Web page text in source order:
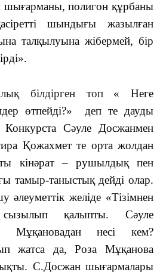
шығарманы, полигон құрбаны
шындығы жазылған
талқылуына жібермей, бір
білдірген топ
« Неге
өтпейді?» деп те дауды
Сәуле Досжанмен
Қожахмет те орта жолдан
кінәрат – рушылдық пен
тамыр-таныстық дейді олар.
желіде «Тізімнен
қалыпты. Сәуле
Мұқановадан несі кем?
жатса да, Роза Мұқанова
С.Досжан шығармалары